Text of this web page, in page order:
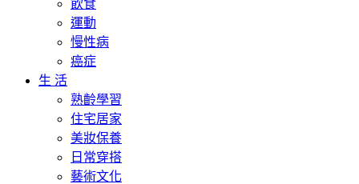
飲食
運動
慢性病
癌症
生 活
熟齡學習
住宅居家
美妝保養
日常穿搭
藝術文化